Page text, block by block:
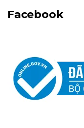
Facebook